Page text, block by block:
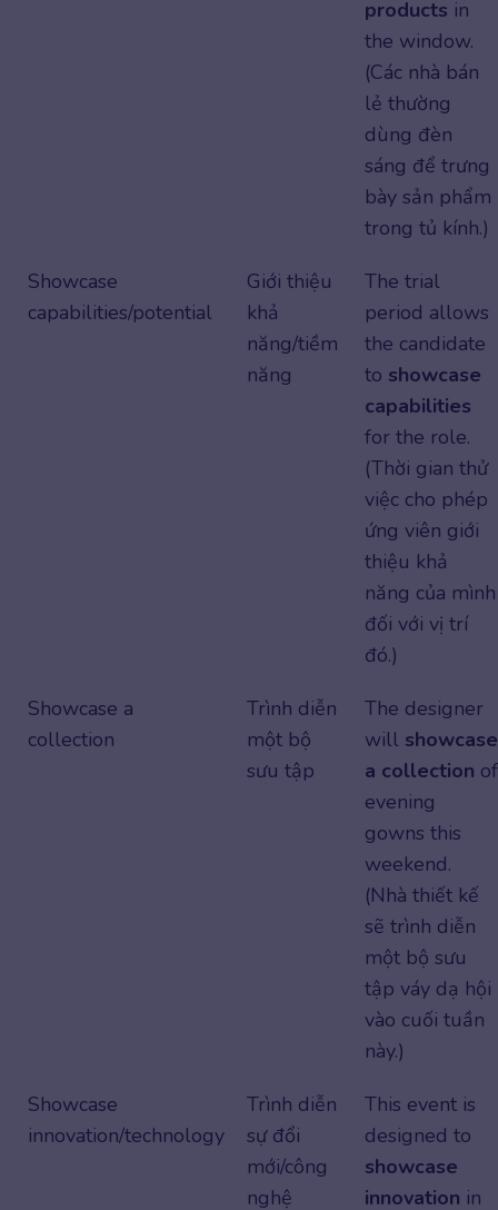
products in
the window.
(Các nhà bán
lẻ thường
dùng đèn
sáng để trưng
bày sản phẩm
trong tủ kính.)
Showcase
capabilities/potential
Giới thiệu
khả
năng/tiềm
năng
The trial
period allows
the candidate
to showcase
capabilities
for the role.
(Thời gian thử
việc cho phép
ứng viên giới
thiệu khả
năng của mình
đối với vị trí
đó.)
Showcase a
collection
Trình diễn
một bộ
sưu tập
The designer
will showcase
a collection of
evening
gowns this
weekend.
(Nhà thiết kế
sẽ trình diễn
một bộ sưu
tập váy dạ hội
vào cuối tuần
này.)
Showcase
innovation/technology
Trình diễn
sự đổi
mới/công
nghệ
This event is
designed to
showcase
innovation in